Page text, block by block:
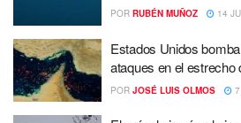
POR RUBÉN MUÑOZ 14
Estados Unidos
ataques en el estrecho
POR JOSÉ LUIS OLMOS